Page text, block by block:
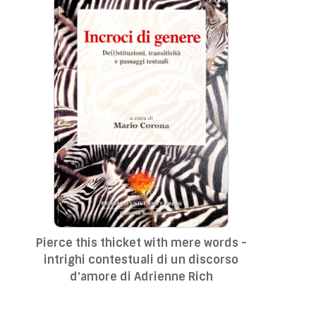
Pierce this thicket with mere words -
intrighi contestuali di un discorso
d'amore di Adrienne Rich